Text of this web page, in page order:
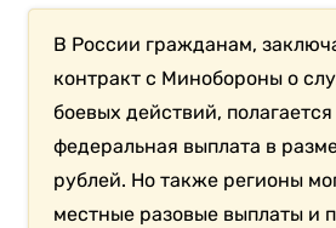
В России гражданам,
контракт с Минобороны о
боевых действий,
федеральная выплата в
рублей. Но также регионы
местные разовые выплаты и